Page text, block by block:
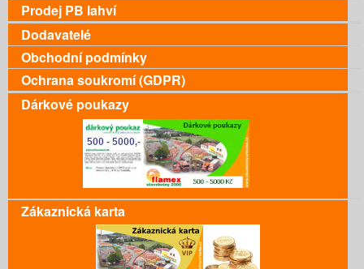
Prodej PB lahví
Dodavatelé
Obchodní podmínky
Ochrana soukromí (GDPR)
Dárkové poukazy
Zákaznická karta